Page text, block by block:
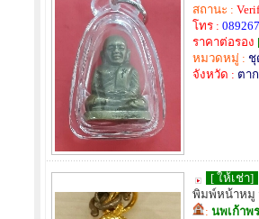
สถานะ :
โทร :
ราคาต่อรอง
หมวดหมู่ : ชุ
จังหวัด : ตาก
[ ให้เช่า]
พิมพ์หน้าหมู
: นพเก้าพ